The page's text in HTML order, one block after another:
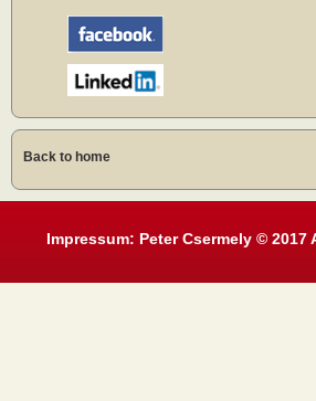
Back to home
Impressum: Peter Csermely © 2017